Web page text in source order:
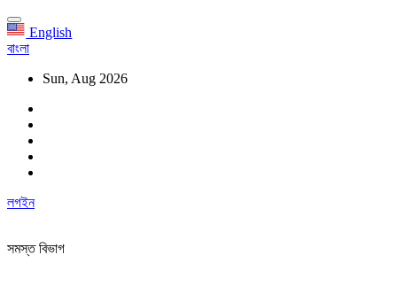
English
বাংলা
Sun, Aug 2026
লগইন
সমস্ত বিভাগ